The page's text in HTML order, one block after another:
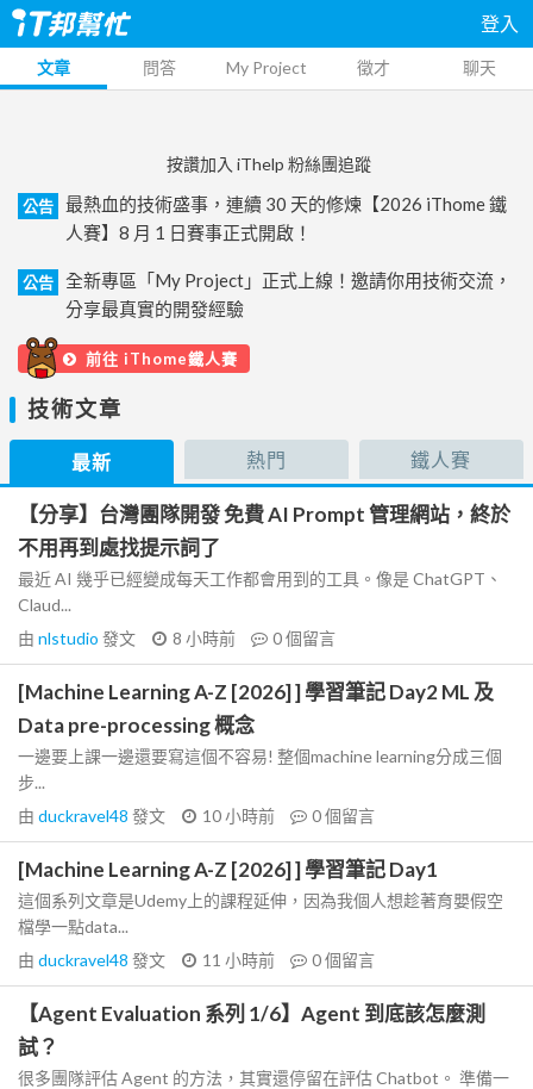
登入
文章 問答 My Project 徵才 聊天
按讚加入 iThelp 粉絲團追蹤
公告
最熱血的技術盛事，連續 30 天的修煉【2026 iThome 鐵
人賽】8 月 1 日賽事正式開啟！
公告
全新專區「My Project」正式上線！邀請你用技術交流，
分享最真實的開發經驗
前往 iThome鐵人賽
技術文章
最新 熱門 鐵人賽
【分享】台灣團隊開發 免費 AI Prompt 管理網站，終於
不用再到處找提示詞了
最近 AI 幾乎已經變成每天工作都會用到的工具。像是 ChatGPT、
Claud...
由 nlstudio 發文 8 小時前 0個留言
[Machine Learning A-Z [2026] ] 學習筆記 Day2 ML 及
Data pre-processing 概念
一邊要上課一邊還要寫這個不容易! 整個machine learning分成三個
步...
由 duckravel48 發文 10 小時前 0個留言
[Machine Learning A-Z [2026] ] 學習筆記 Day1
這個系列文章是Udemy上的課程延伸，因為我個人想趁著育嬰假空
檔學一點data...
由 duckravel48 發文 11 小時前 0個留言
【Agent Evaluation 系列 1/6】Agent 到底該怎麼測
試？
很多團隊評估 Agent 的方法，其實還停留在評估 Chatbot。 準備一